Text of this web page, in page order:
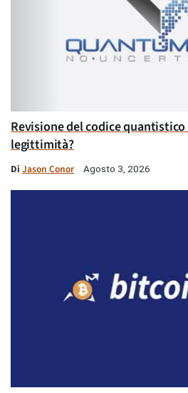
Revisione del codice quantistico
legittimità?
Di Jason Conor Agosto 3, 2026